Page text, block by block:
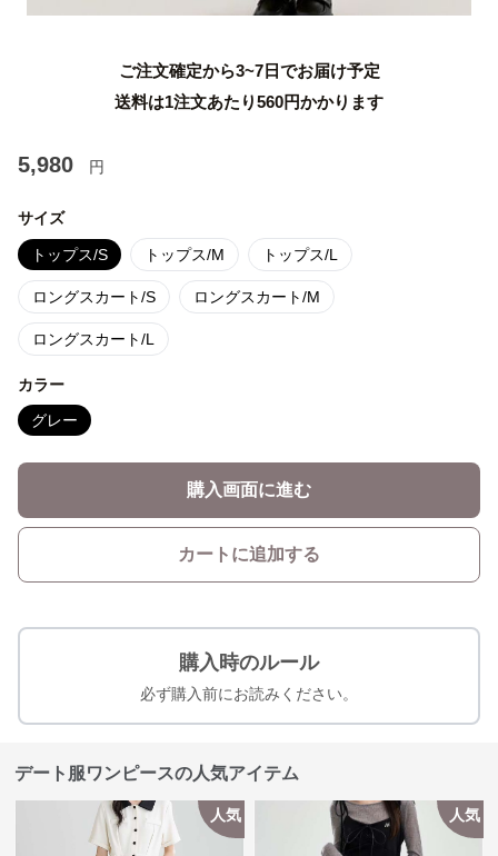
ご注文確定から3~7日でお届け予定
送料は1注文あたり560円かかります
5,980 円
サイズ
トップス/S トップス/M トップス/L
ロングスカート/S ロングスカート/M
ロングスカート/L
カラー
グレー
購入画面に進む
カートに追加する
購入時のルール
必ず購入前にお読みください。
デート服ワンピースの人気アイテム
人気 人気